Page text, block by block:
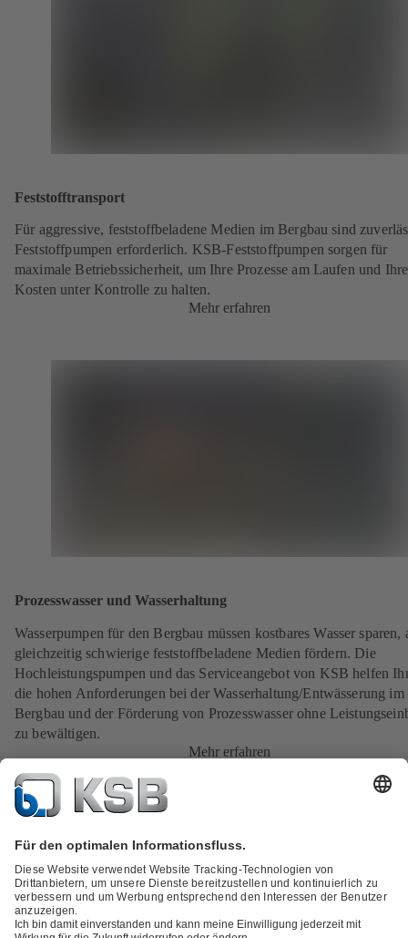
Feststofftransport
Für aggressive, feststoffbeladene Medien im Bergbau sind
Feststoffpumpen erforderlich. KSB-Feststoffpumpen sorgen für
maximale Betriebssicherheit, um Ihre Prozesse am Laufen und Ihre
Kosten unter Kontrolle zu halten.
Mehr erfahren
Prozesswasser und Wasserhaltung
Wasserpumpen für den Bergbau müssen kostbares Wasser sparen,
gleichzeitig schwierige feststoffbeladene Medien fördern. Die
Hochleistungspumpen und das Serviceangebot von KSB helfen
die hohen Anforderungen bei der Wasserhaltung/Entwässerung im
Bergbau und der Förderung von Prozesswasser ohne
zu bewältigen.
Mehr erfahren